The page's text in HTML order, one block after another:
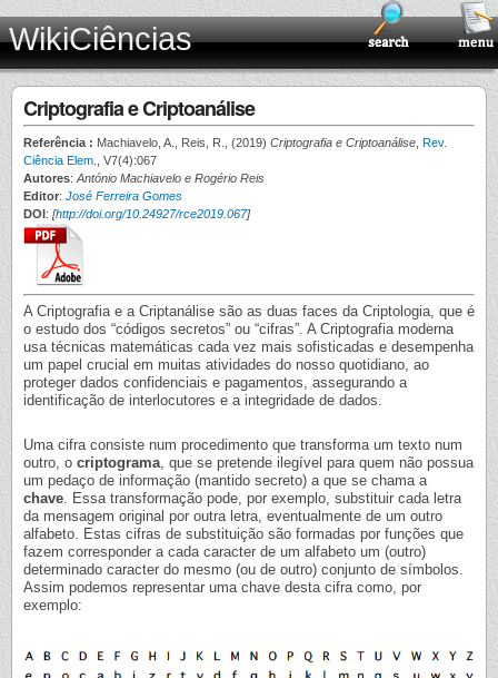
WikiCiências
Criptografia e Criptoanálise
Referência : Machiavelo, A., Reis, R., (2019) Criptografia e Criptoanálise Rev.
Ciência Elem.
, V7(4):067
Autores: António Machiavelo e Rogério Reis
Editor: José Ferreira Gomes
DOI: [http://doi.org/10.24927/rce2019.067]
A Criptografia e a Criptanálise são as duas faces da Criptologia, que é
o estudo dos “códigos secretos” ou “cifras”. A Criptografia moderna
usa técnicas matemáticas cada vez mais sofisticadas e desempenha
um papel crucial em muitas atividades do nosso quotidiano, ao
proteger dados confidenciais e pagamentos, assegurando a
identificação de interlocutores e a integridade de dados.
Uma cifra consiste num procedimento que transforma um texto num
outro, o criptograma, que se pretende ilegível para quem não possua
um pedaço de informação (mantido secreto) a que se chama a
chave. Essa transformação pode, por exemplo, substituir cada letra
da mensagem original por outra letra, eventualmente de um outro
alfabeto. Estas cifras de substituição são formadas por funções que
fazem corresponder a cada caracter de um alfabeto um (outro)
determinado caracter do mesmo (ou de outro) conjunto de símbolos.
Assim podemos representar uma chave desta cifra como, por
exemplo: